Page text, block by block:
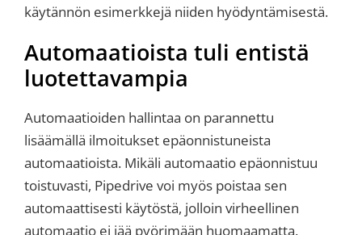
käytännön esimerkkejä niiden hyödyntämisestä.
Automaatioista tuli entistä
luotettavampia
Automaatioiden hallintaa on parannettu
lisäämällä ilmoitukset epäonnistuneista
automaatioista. Mikäli automaatio epäonnistuu
toistuvasti, Pipedrive voi myös poistaa sen
automaattisesti käytöstä, jolloin virheellinen
automaatio ei jää pyörimään huomaamatta.